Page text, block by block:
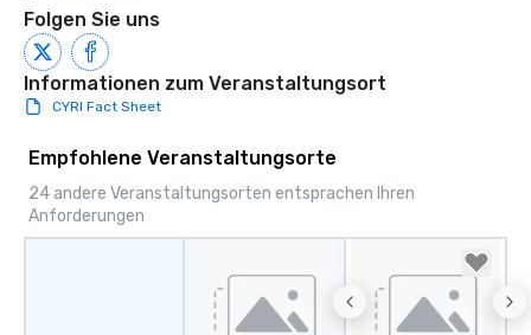
Folgen Sie uns
Informationen zum Veranstaltungsort
CYRI Fact Sheet
Empfohlene Veranstaltungsorte
24 andere Veranstaltungsorten entsprachen Ihren
Anforderungen